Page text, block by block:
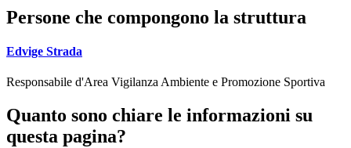
Persone che compongono la struttura
Edvige Strada
Responsabile d'Area Vigilanza Ambiente e Promozione Sportiva
Quanto sono chiare le informazioni su
questa pagina?